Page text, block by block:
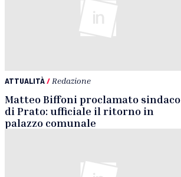
ATTUALITÀ/ Redazione
Matteo Biffoni proclamato sindaco
di Prato: ufficiale il ritorno in
palazzo comunale